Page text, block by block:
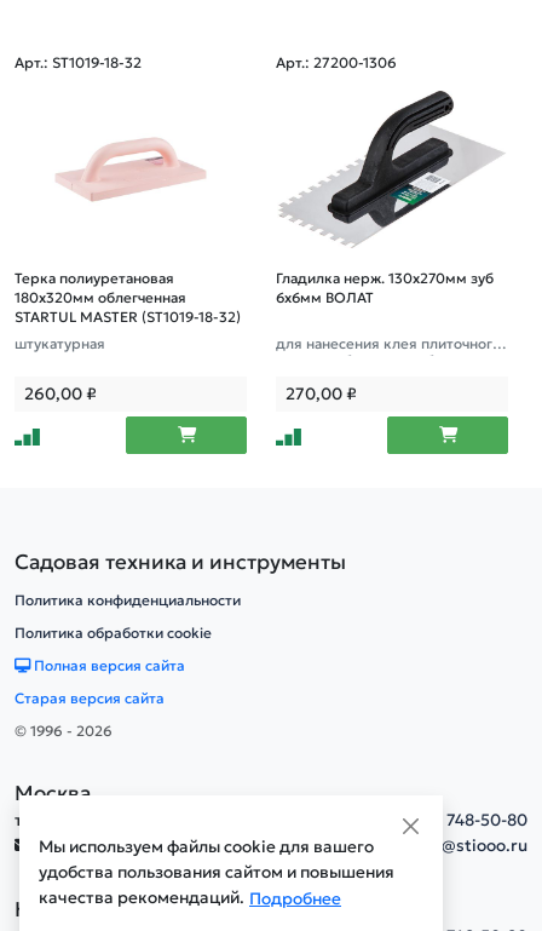
Арт.: ST1019-18-32
Терка полиуретановая
180х320мм облегченная
STARTUL MASTER (ST1019-18-32)
штукатурная
260,00₽
Арт.: 27200-1306
Гладилка нерж. 130х270мм зуб
6х6мм ВОЛАТ
для нанесения клея плиточного,
клея для блоков, гребенка
270,00₽
Мы используем файлы cookie для вашего
удобства пользования сайтом и повышения
качества рекомендаций. Подробнее
Садовая техника и инструменты
Политика конфиденциальности
Политика обработки cookie
Полная версия сайта
Старая версия сайта
© 1996 - 2026
Москва
тел.
+7(495) 748-50-80
info@stiooo.ru
Новосибирск